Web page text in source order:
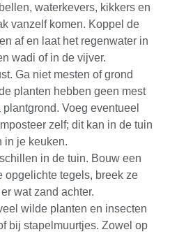
waterkevers, kikkers en
vanzelf komen. Koppel de
af en laat het regenwater in
wadi of in de vijver.
Ga niet mesten of grond
planten hebben geen mest
Voeg eventueel
zelf; dit kan in de tuin
in je keuken.
in de tuin. Bouw een
opgelichte tegels, breek ze
wat zand achter.
wilde planten en insecten
bij stapelmuurtjes. Zowel op